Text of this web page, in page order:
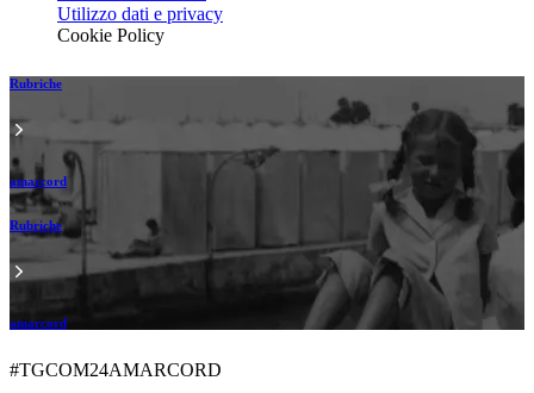
Utilizzo dati e privacy
Cookie Policy
Rubriche
amarcord
Rubriche
amarcord
#TGCOM24AMARCORD